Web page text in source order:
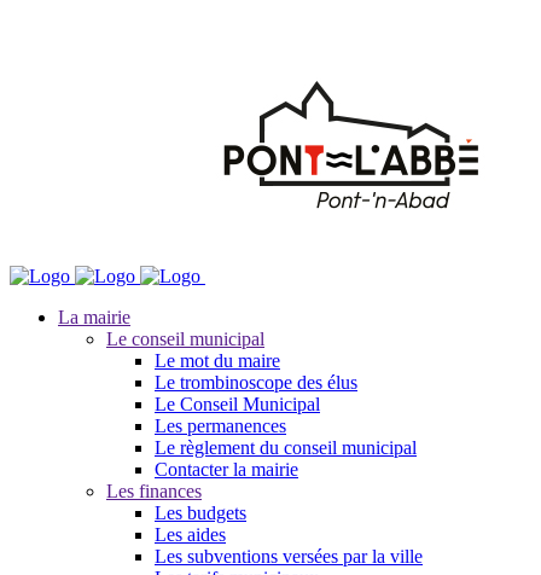
La mairie
Le conseil municipal
Le mot du maire
Le trombinoscope des élus
Le Conseil Municipal
Les permanences
Le règlement du conseil municipal
Contacter la mairie
Les finances
Les budgets
Les aides
Les subventions versées par la ville